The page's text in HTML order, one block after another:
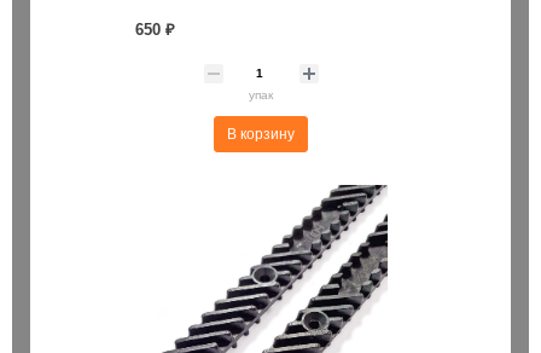
650 ₽
упак
В корзину